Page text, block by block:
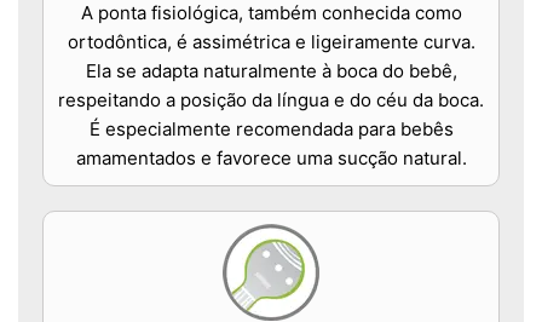
A ponta fisiológica, também conhecida como
ortodôntica, é assimétrica e ligeiramente curva.
Ela se adapta naturalmente à boca do bebê,
respeitando a posição da língua e do céu da boca.
É especialmente recomendada para bebês
amamentados e favorece uma sucção natural.